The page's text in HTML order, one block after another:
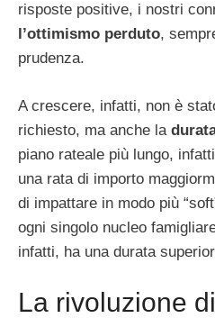
risposte positive, i nostri
l’ottimismo perduto,
prudenza.
A crescere, infatti, non è
richiesto, ma anche la
piano rateale più lungo,
una rata di importo
di impattare in modo più
ogni singolo nucleo
infatti, ha una durata
La rivoluzione